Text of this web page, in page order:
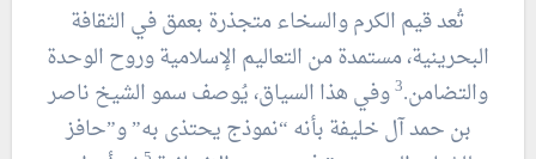
تُعد قيم الكرم والسخاء متجذرة بعمق في الثقافة
البحرينية، مستمدة من التعاليم الإسلامية وروح الوحدة
والتضامن.3وفي هذا السياق، يُوصف سمو الشيخ ناصر
بن حمد آل خليفة بأنه “نموذج يحتذى به” و”حافز